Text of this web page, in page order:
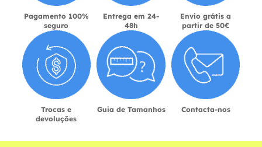
Pagamento 100%
seguro
Entrega em 24-
48h
Envio grátis a
partir de 50€
Trocas e
devoluções
Guia de Tamanhos Contacta-nos